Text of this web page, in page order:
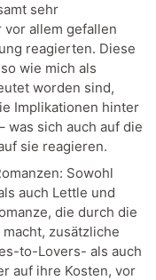
sehr
vor allem gefallen
reagierten. Diese
wie mich als
worden sind,
Implikationen hinter
was sich auch auf die
sie reagieren.
Sowohl
auch Lettle und
die durch die
zusätzliche
to-Lovers- als auch
auf ihre Kosten, vor